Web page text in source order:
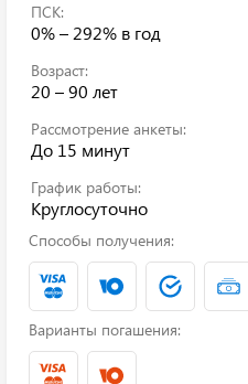
ПСК:
0% – 292% в год
Возраст:
20 – 90 лет
Рассмотрение анкеты:
До 15 минут
График работы:
Круглосуточно
Способы получения:
Варианты погашения: